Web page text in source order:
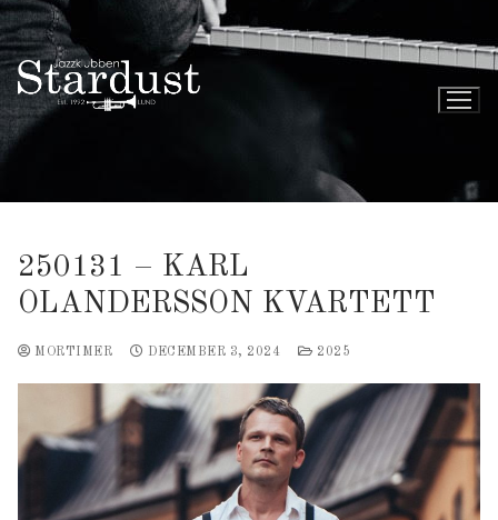
250131 – KARL
OLANDERSSON KVARTETT
MORTIMER DECEMBER 3, 2024 2025